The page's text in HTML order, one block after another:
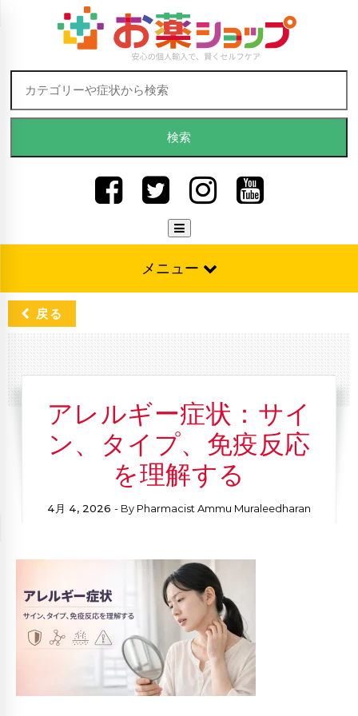
Skip to content
検索:
メニュー
戻る
アレルギー症状：サイ
ン、タイプ、免疫反応
を理解する
4月 4, 2026 - By Pharmacist Ammu Muraleedharan